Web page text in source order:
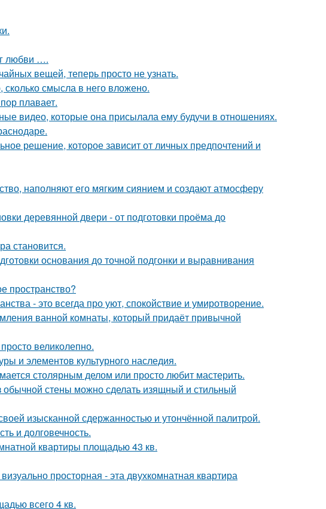
любви ….
вещей, теперь просто не узнать.
смысла в него вложено.
плавает.
видео, которые она присылала ему будучи в отношениях.
решение, которое зависит от личных предпочтений и
наполняют его мягким сиянием и создают атмосферу
деревянной двери - от подготовки проёма до
становится.
основания до точной подгонки и выравнивания
пространство?
- это всегда про уют, спокойствие и умиротворение.
ванной комнаты, который придаёт привычной
великолепно.
и элементов культурного наследия.
столярным делом или просто любит мастерить.
обычной стены можно сделать изящный и стильный
изысканной сдержанностью и утончённой палитрой.
и долговечность.
квартиры площадью 43 кв.
просторная - эта двухкомнатная квартира
всего 4 кв.